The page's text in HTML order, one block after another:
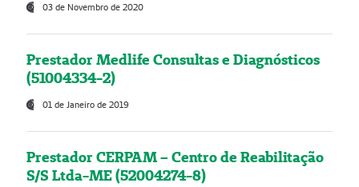
03 de Novembro de 2020
Prestador Medlife Consultas e Diagnósticos
(51004334-2)
01 de Janeiro de 2019
Prestador CERPAM – Centro de Reabilitação
S/S Ltda-ME (52004274-8)